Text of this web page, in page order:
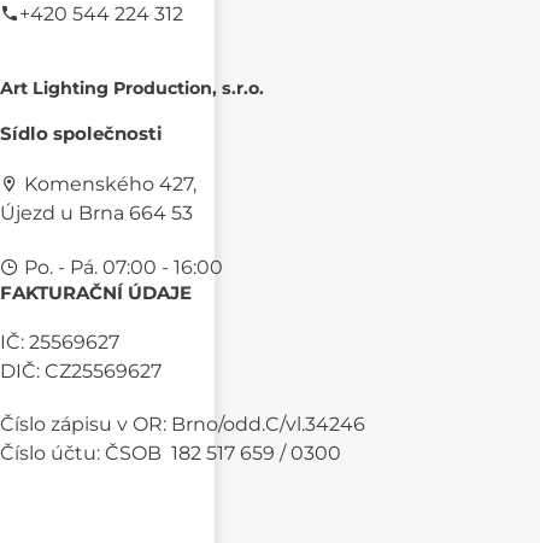
+420 544 224 312
Art Lighting Production, s.r.o.
Sídlo společnosti
Komenského 427,
Újezd u Brna 664 53
Po. - Pá. 07:00 - 16:00
FAKTURAČNÍ ÚDAJE
IČ: 25569627
DIČ: CZ25569627
Číslo zápisu v OR: Brno/odd.C/vl.34246
Číslo účtu: ČSOB 182 517 659 / 0300